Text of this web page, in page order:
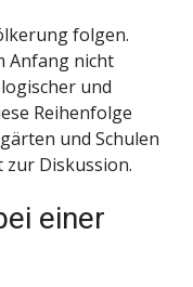
folgen.
Anfang nicht
und
Reihenfolge
und Schulen
Diskussion.
einer